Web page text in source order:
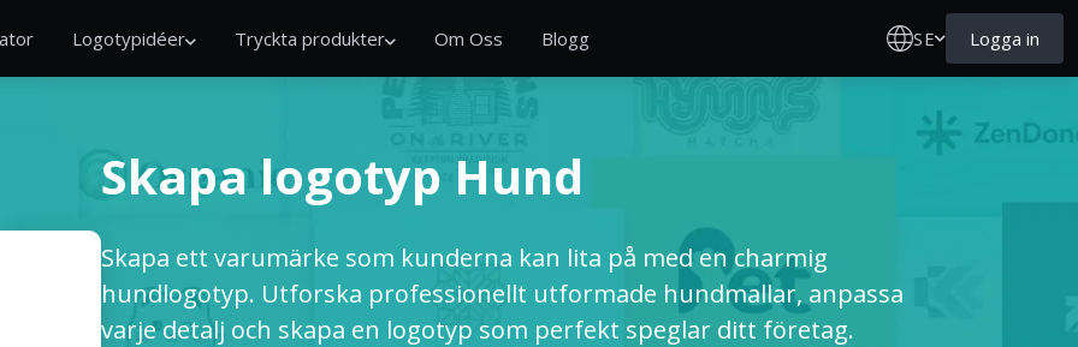
Logotypidéer Tryckta produkter Om Oss Blogg SE Logga in
Skapa logotyp Hund
Skapa ett varumärke som kunderna kan lita på med en charmig
hundlogotyp. Utforska professionellt utformade hundmallar, anpassa
varje detalj och skapa en logotyp som perfekt speglar ditt företag.